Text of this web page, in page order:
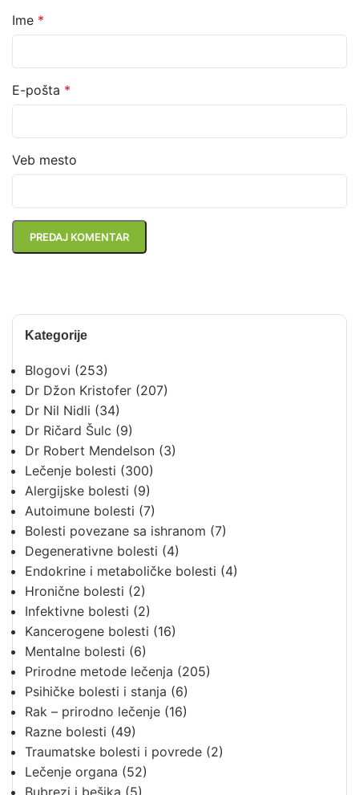
Kategorije
Blogovi (253)
Dr Džon Kristofer (207)
Dr Nil Nidli (34)
Dr Ričard Šulc (9)
Dr Robert Mendelson (3)
Lečenje bolesti (300)
Alergijske bolesti (9)
Autoimune bolesti (7)
Bolesti povezane sa ishranom (7)
Degenerativne bolesti (4)
Endokrine i metaboličke bolesti (4)
Hronične bolesti (2)
Infektivne bolesti (2)
Kancerogene bolesti (16)
Mentalne bolesti (6)
Prirodne metode lečenja (205)
Psihičke bolesti i stanja (6)
Rak – prirodno lečenje (16)
Razne bolesti (49)
Traumatske bolesti i povrede (2)
Lečenje organa (52)
Bubrezi i bešika (5)
Ime *
E-pošta *
Veb mesto